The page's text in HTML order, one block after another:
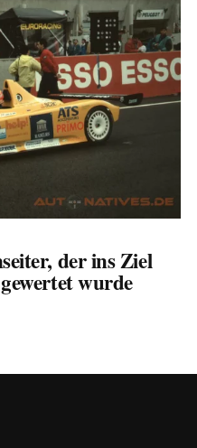
der ins Ziel
wurde